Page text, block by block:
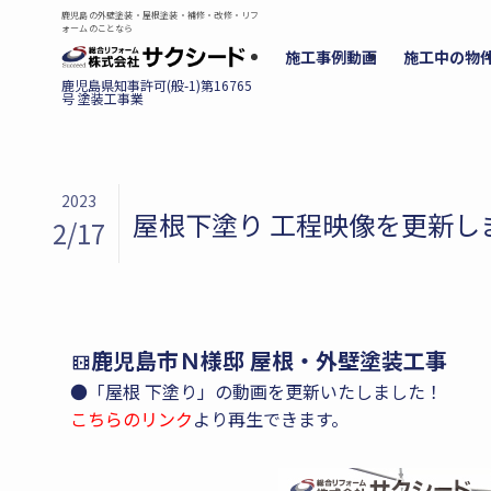
鹿児島の外壁塗装・屋根塗装・補修・改修・リフ
ォームのことなら
施工事例動画 施工中の物
屋根下塗り 工程映像を更新し
2023
2/17
鹿児島市Ｎ様邸 屋根・外壁塗装工事
●「屋根 下塗り」の動画を更新いたしました！
こちらのリンクより再生できます。